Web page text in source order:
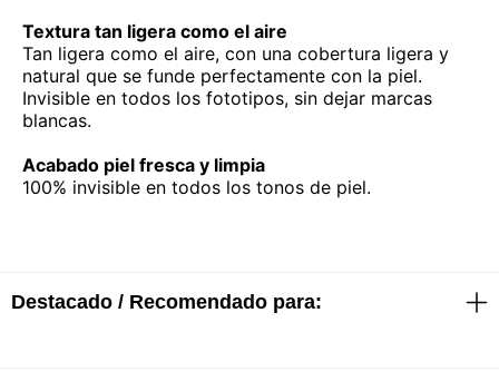
Textura tan ligera como el aire
Tan ligera como el aire, con una cobertura ligera y
natural que se funde perfectamente con la piel.
Invisible en todos los fototipos, sin dejar marcas
blancas.
Acabado piel fresca y limpia
100% invisible en todos los tonos de piel.
Destacado / Recomendado para: